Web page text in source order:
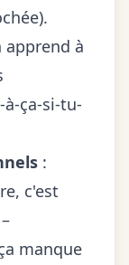
apprend à
ça-si-tu-
:
c'est
manque